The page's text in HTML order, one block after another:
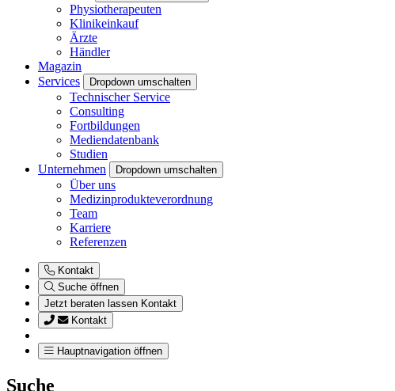
Physiotherapeuten
Klinikeinkauf
Ärzte
Händler
Magazin
Services
Dropdown umschalten
Technischer Service
Consulting
Fortbildungen
Mediendatenbank
Studien
Unternehmen
Dropdown umschalten
Über uns
Medizinprodukteverordnung
Team
Karriere
Referenzen
Kontakt
Suche öffnen
Jetzt beraten lassen Kontakt
Kontakt
Hauptnavigation öffnen
Suche